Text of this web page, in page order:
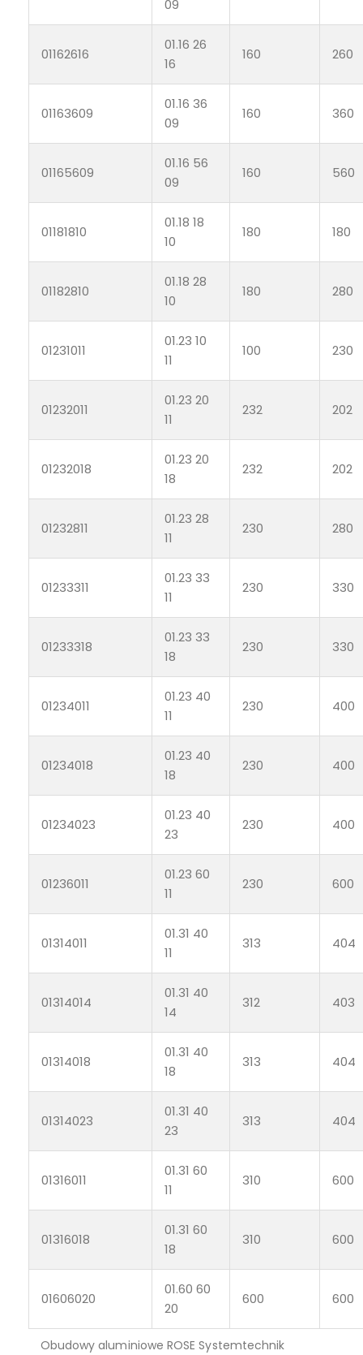
09
01162616
01.16 26
16
160 260
01163609
01.16 36
09
160 360
01165609
01.16 56
09
160 560
01181810
01.18 18
10
180 180
01182810
01.18 28
10
180 280
01231011
01.23 10
11
100 230
01232011
01.23 20
11
232 202
01232018
01.23 20
18
232 202
01232811
01.23 28
11
230 280
01233311
01.23 33
11
230 330
01233318
01.23 33
18
230 330
01234011
01.23 40
11
230 400
01234018
01.23 40
18
230 400
01234023
01.23 40
23
230 400
01236011
01.23 60
11
230 600
01314011
01.31 40
11
313 404
01314014
01.31 40
14
312 403
01314018
01.31 40
18
313 404
01314023
01.31 40
23
313 404
01316011
01.31 60
11
310 600
01316018
01.31 60
18
310 600
01606020
01.60 60
20
600 600
Obudowy aluminiowe ROSE Systemtechnik